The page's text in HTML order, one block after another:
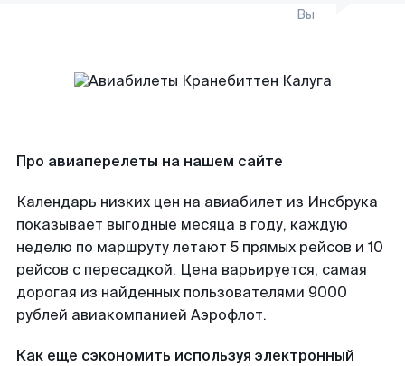
Вы
Про авиаперелеты на нашем сайте
Календарь низких цен на авиабилет из Инсбрука
показывает выгодные месяца в году, каждую
неделю по маршруту летают 5 прямых рейсов и 10
рейсов с пересадкой. Цена варьируется, самая
дорогая из найденных пользователями 9000
рублей авиакомпанией Аэрофлот.
Как еще сэкономить используя электронный